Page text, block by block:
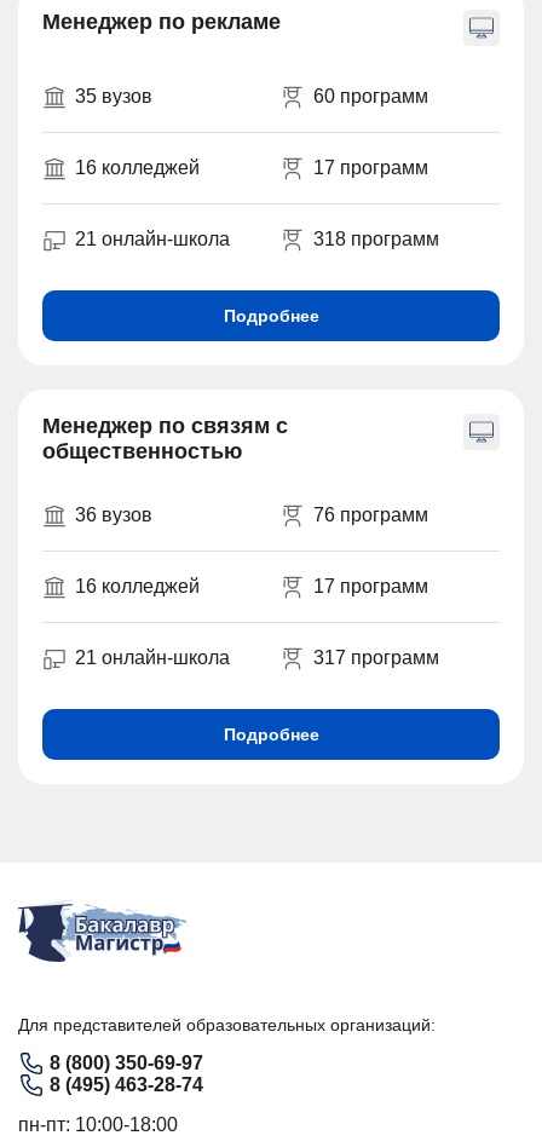
Менеджер по рекламе
35 вузов 60 программ
16 колледжей 17 программ
21 онлайн-школа 318 программ
Подробнее
Менеджер по связям с
общественностью
36 вузов 76 программ
16 колледжей 17 программ
21 онлайн-школа 317 программ
Подробнее
Для представителей образовательных организаций:
8 (800) 350-69-97
8 (495) 463-28-74
пн-пт: 10:00-18:00